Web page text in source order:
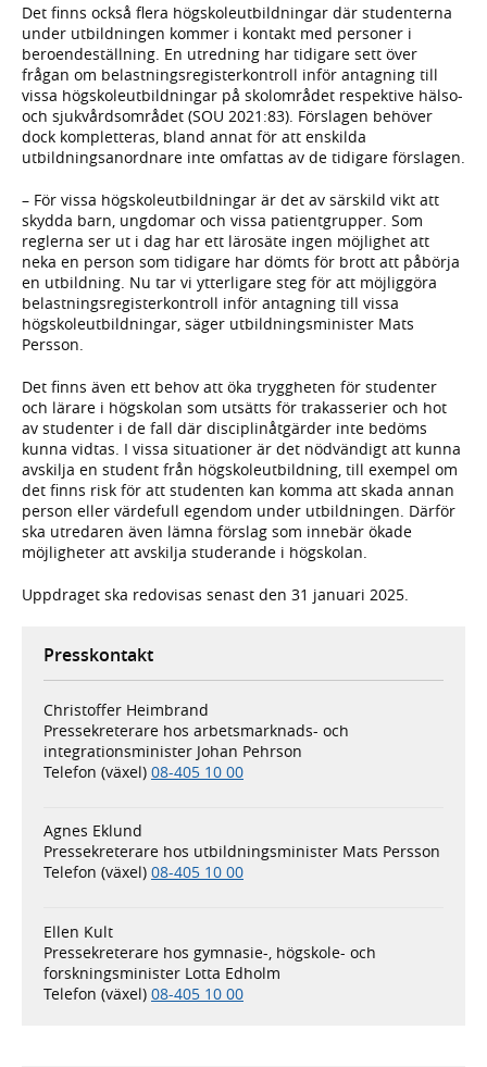
Det finns också flera högskoleutbildningar där studenterna
under utbildningen kommer i kontakt med personer i
beroendeställning. En utredning har tidigare sett över
frågan om belastningsregisterkontroll inför antagning till
vissa högskoleutbildningar på skolområdet respektive hälso-
och sjukvårdsområdet (SOU 2021:83). Förslagen behöver
dock kompletteras, bland annat för att enskilda
utbildningsanordnare inte omfattas av de tidigare förslagen.
– För vissa högskoleutbildningar är det av särskild vikt att
skydda barn, ungdomar och vissa patientgrupper. Som
reglerna ser ut i dag har ett lärosäte ingen möjlighet att
neka en person som tidigare har dömts för brott att påbörja
en utbildning. Nu tar vi ytterligare steg för att möjliggöra
belastningsregisterkontroll inför antagning till vissa
högskoleutbildningar, säger utbildningsminister Mats
Persson.
Det finns även ett behov att öka tryggheten för studenter
och lärare i högskolan som utsätts för trakasserier och hot
av studenter i de fall där disciplinåtgärder inte bedöms
kunna vidtas. I vissa situationer är det nödvändigt att kunna
avskilja en student från högskoleutbildning, till exempel om
det finns risk för att studenten kan komma att skada annan
person eller värdefull egendom under utbildningen. Därför
ska utredaren även lämna förslag som innebär ökade
möjligheter att avskilja studerande i högskolan.
Uppdraget ska redovisas senast den 31 januari 2025.
Presskontakt
Christoffer Heimbrand
Pressekreterare hos arbetsmarknads- och
integrationsminister Johan Pehrson
Telefon (växel) 08-405 10 00
Agnes Eklund
Pressekreterare hos utbildningsminister Mats Persson
Telefon (växel) 08-405 10 00
Ellen Kult
Pressekreterare hos gymnasie-, högskole- och
forskningsminister Lotta Edholm
Telefon (växel) 08-405 10 00